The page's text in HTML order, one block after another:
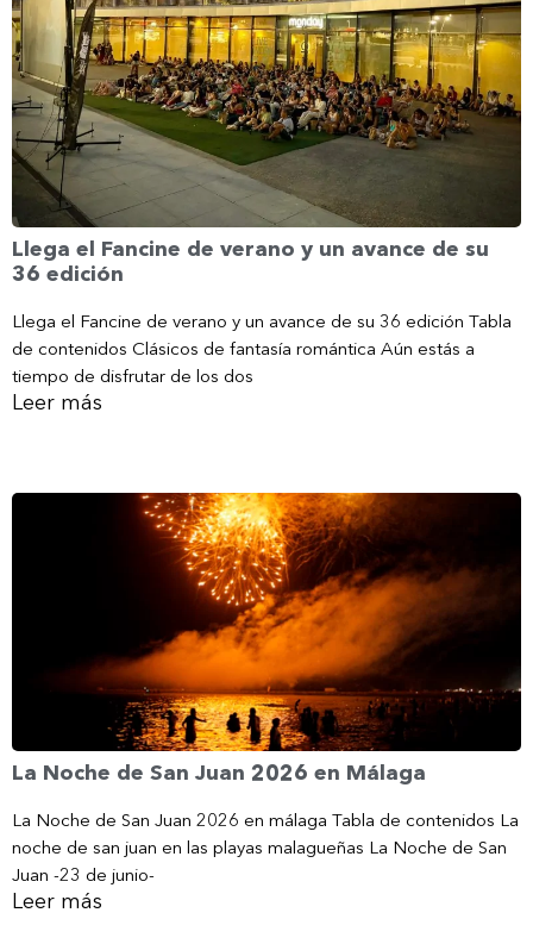
Llega el Fancine de verano y un avance de su
36 edición
Llega el Fancine de verano y un avance de su 36 edición Tabla
de contenidos Clásicos de fantasía romántica Aún estás a
tiempo de disfrutar de los dos
Leer más
La Noche de San Juan 2026 en Málaga
La Noche de San Juan 2026 en málaga Tabla de contenidos La
noche de san juan en las playas malagueñas La Noche de San
Juan -23 de junio-
Leer más